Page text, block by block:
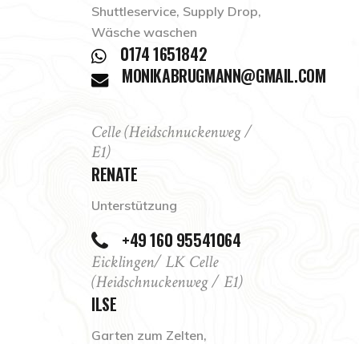
Shuttleservice, Supply Drop,
Wäsche waschen
0174 1651842
MONIKABRUGMANN@GMAIL.COM
Celle (Heidschnuckenweg /
E1)
RENATE
Unterstützung
+49 160 95541064
Eicklingen/ LK Celle
(Heidschnuckenweg / E1)
ILSE
Garten zum Zelten,